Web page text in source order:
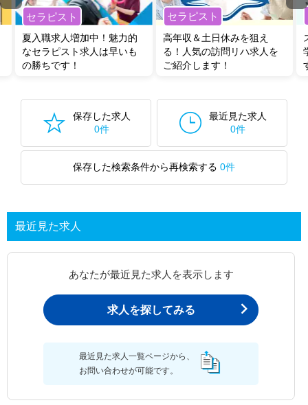
セラピスト
夏入職求人増加中！魅力的
なセラピスト求人は早いも
の勝ちです！
セラピスト
高年収＆土日休みを狙え
る！人気の訪問リハ求人を
ご紹介します！
保存した求人
0件
最近見た求人
0件
保存した検索条件から再検索する 0件
最近見た求人
あなたが最近見た求人を表示します
求人を探してみる
最近見た求人一覧ページから、
お問い合わせが可能です。